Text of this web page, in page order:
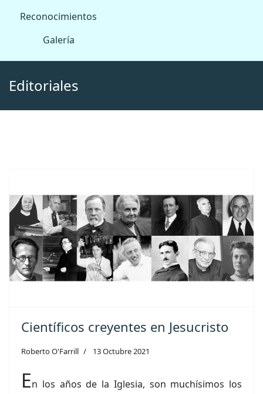
Reconocimientos
Galería
Editoriales
Científicos creyentes en Jesucristo
Roberto O'Farrill 13 Octubre 2021
En los años de la Iglesia, son muchísimos los